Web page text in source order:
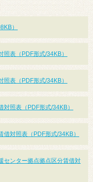
）
表（PDF形式/34KB）
表（PDF形式/34KB）
照表（PDF形式/34KB）
対照表（PDF形式/34KB）
センター拠点拠点区分賃借対